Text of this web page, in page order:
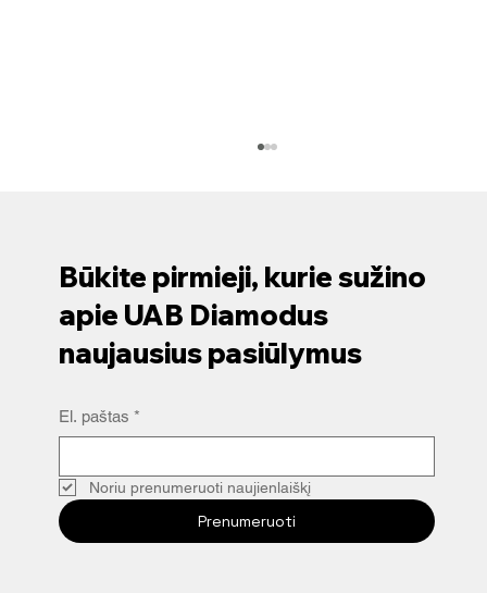
poreikius. Nuotekų valymas yra būtinas...
Būkite pirmieji, kurie sužino
apie UAB Diamodus
naujausius pasiūlymus
El. paštas *
Noriu prenumeruoti naujienlaiškį
Prenumeruoti